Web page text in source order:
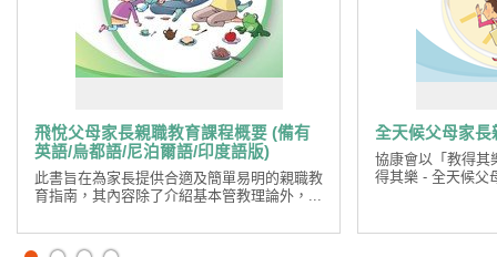
飛悅父母家長親職教育課程概要 (備有
英語/烏都語/尼泊爾語/印度語版)
此書旨在為家長提供合適及簡單易明的親職教
育指南，其內容除了介紹基本管教理論外，...
全天候父母家
協康會以「教得其
得其樂 - 全天候父